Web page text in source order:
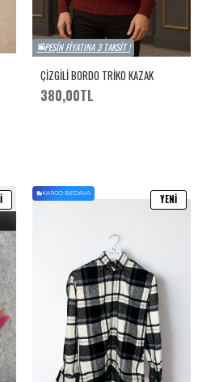
PEŞIN FIYATINA 3 TAKSIT !
ÇİZGİLİ BORDO TRİKO KAZAK
380,00TL
YENI
KARGO BEDAVA